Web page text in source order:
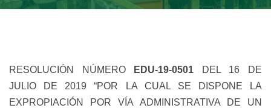
RESOLUCIÓN NÚMERO EDU-19-0501 DEL 16 DE
JULIO DE 2019 “POR LA CUAL SE DISPONE LA
EXPROPIACIÓN POR VÍA ADMINISTRATIVA DE UN